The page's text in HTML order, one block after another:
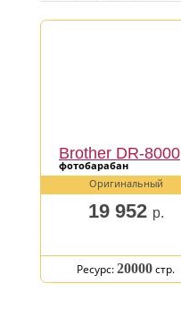
Brother DR-8000
фотобарабан
Оригинальный
19 952 р.
Ресурс:20000стр.